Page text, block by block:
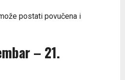
postati povučena i
– 21.